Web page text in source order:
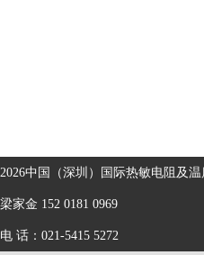
2026中国（深圳）国际热敏电阻及
梁家金 152 0181 0969
电 话：021-5415 5272